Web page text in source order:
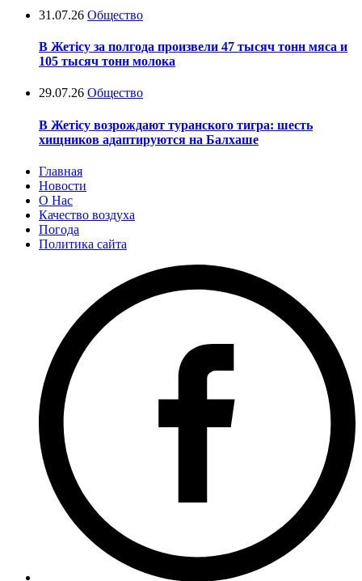
31.07.26 Общество
В Жетісу за полгода произвели 47 тысяч тонн мяса и
105 тысяч тонн молока
29.07.26 Общество
В Жетісу возрождают туранского тигра: шесть
хищников адаптируются на Балхаше
Главная
Новости
О Нас
Качество воздуха
Погода
Политика сайта